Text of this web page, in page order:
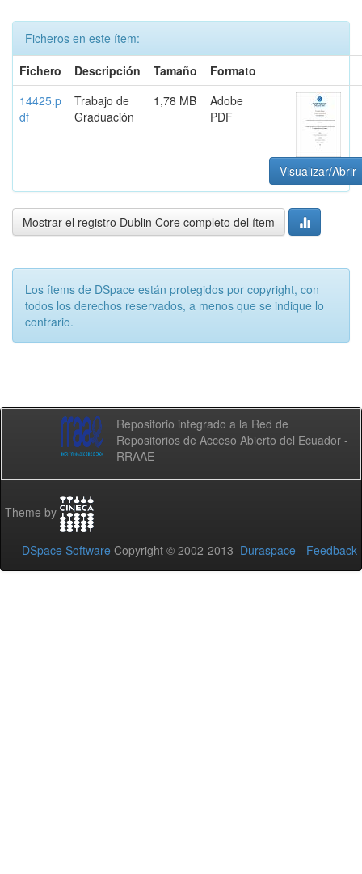
Ficheros en este ítem:
Fichero
Descripción Tamaño
Formato
14425.p
df
Trabajo de
Graduación
1,78 MB
Adobe
PDF
Visualizar/Abrir
Mostrar el registro Dublin Core completo del ítem
Los ítems de DSpace están protegidos por copyright, con
todos los derechos reservados, a menos que se indique lo
contrario.
Repositorio integrado a la Red de
Repositorios de Acceso Abierto del Ecuador -
RRAAE
Theme by
DSpace Software Copyright © 2002-2013 Duraspace - Feedback